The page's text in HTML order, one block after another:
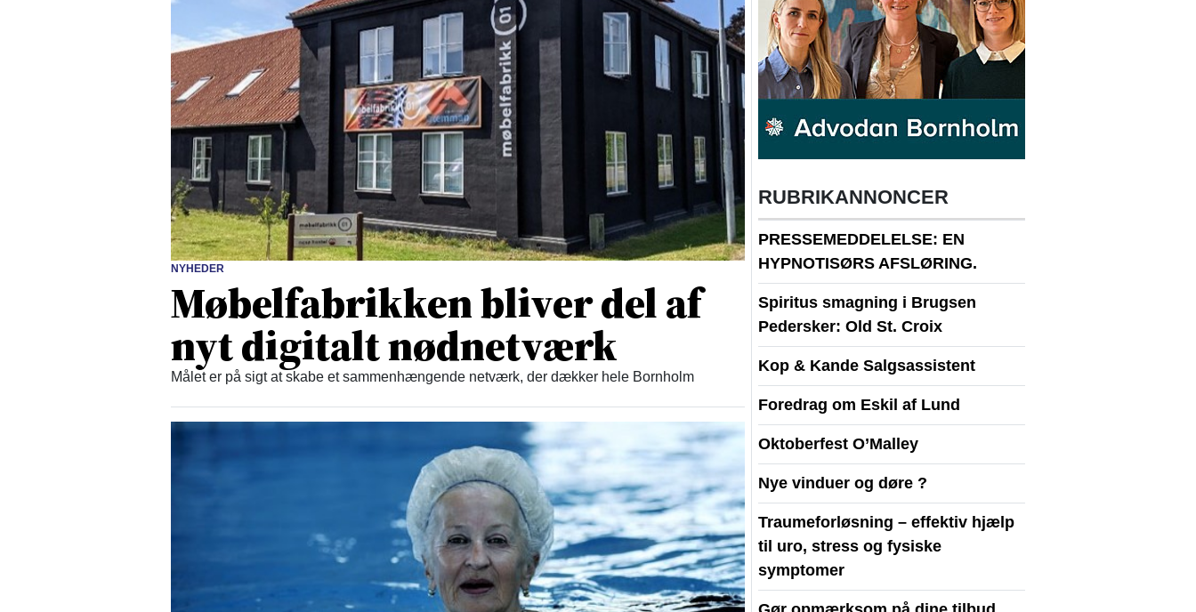
NYHEDER
Møbelfabrikken bliver del af
nyt digitalt nødnetværk
Målet er på sigt at skabe et sammenhængende netværk, der dækker hele Bornholm
RUBRIKANNONCER
PRESSEMEDDELELSE: EN
HYPNOTISØRS AFSLØRING.
Spiritus smagning i Brugsen
Pedersker: Old St. Croix
Kop & Kande Salgsassistent
Foredrag om Eskil af Lund
Oktoberfest O’Malley
Nye vinduer og døre ?
Traumeforløsning – effektiv hjælp
til uro, stress og fysiske
symptomer